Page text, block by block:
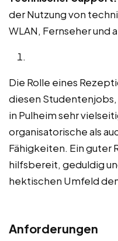
der Nutzung von
WLAN, Fernseher und
Die Rolle eines
diesen
in Pulheim sehr
organisatorische als
Fähigkeiten. Ein guter
hilfsbereit, geduldig
hektischen Umfeld
Anforderungen